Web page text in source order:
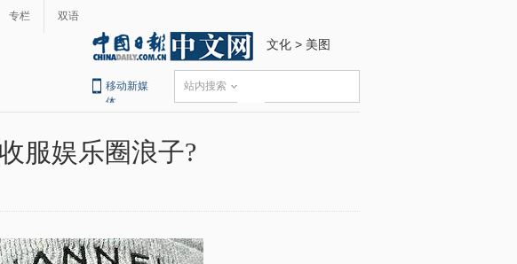
专栏 双语
文化 > 美图
移动新媒
体
站内搜索
服娱乐圈浪子?